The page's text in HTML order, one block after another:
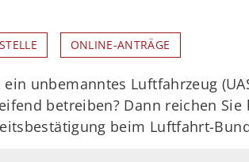
ONLINE-ANTRÄGE
ein unbemanntes Luftfahrzeug
betreiben? Dann reichen
beim Luftfahrt-